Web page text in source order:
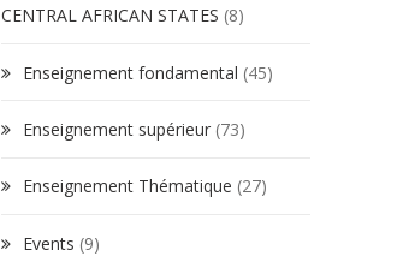
CENTRAL AFRICAN STATES (8)
Enseignement fondamental (45)
Enseignement supérieur(73)
Enseignement Thématique (27)
Events (9)